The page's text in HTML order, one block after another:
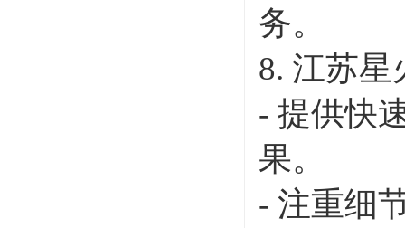
务。
8. 江苏
- 提供快
果。
- 注重细